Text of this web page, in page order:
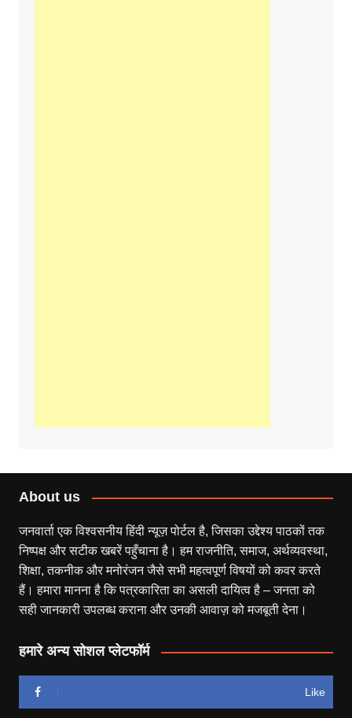
About us
जनवार्ता एक विश्वसनीय हिंदी न्यूज़ पोर्टल है, जिसका उद्देश्य पाठकों तक
निष्पक्ष और सटीक खबरें पहुँचाना है। हम राजनीति, समाज, अर्थव्यवस्था,
शिक्षा, तकनीक और मनोरंजन जैसे सभी महत्वपूर्ण विषयों को कवर करते
हैं। हमारा मानना है कि पत्रकारिता का असली दायित्व है – जनता को
सही जानकारी उपलब्ध कराना और उनकी आवाज़ को मजबूती देना।
हमारे अन्य सोशल प्लेटफॉर्म
Like